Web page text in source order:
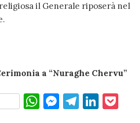
il Generale riposerà nel
a “Nuraghe Chervu”
W M T Li